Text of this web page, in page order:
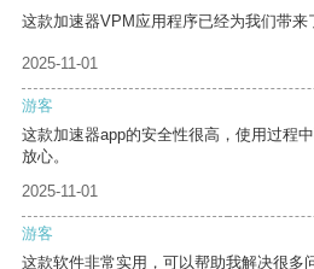
这款加速器VPM应用程序已经为我们带来
2025-11-01
游客
这款加速器app的安全性很高，使用过程
放心。
2025-11-01
游客
这款软件非常实用，可以帮助我解决很多